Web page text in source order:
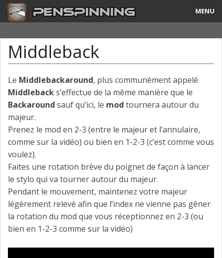
MENU
Tricks & Combos
Stylos & Mods
Tournois
Vidéos
A Propos
Contact
Middleback
Le Middlebackaround, plus communément appelé
Middlebacks’effectue de la même manière que le
Backaround sauf qu’ici, le mod tournera autour du
majeur.
Prenez le mod en 2-3 (entre le majeur et l’annulaire,
comme sur la vidéo) ou bien en 1-2-3 (c’est comme vous
voulez).
Faites une rotation brève du poignet de façon à lancer
le stylo qui va tourner autour du majeur.
Pendant le mouvement, maintenez votre majeur
légèrement relevé afin que l’index ne vienne pas gêner
la rotation du mod que vous réceptionnez en 2-3 (ou
bien en 1-2-3 comme sur la vidéo)